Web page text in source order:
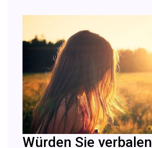
Würden Sie verbalen